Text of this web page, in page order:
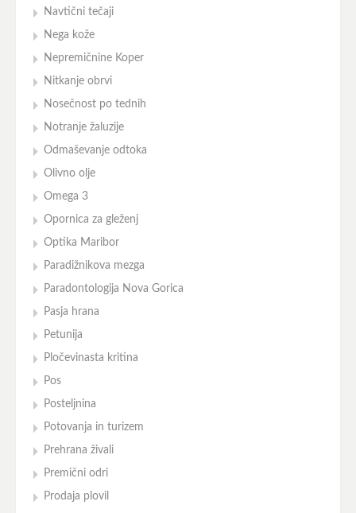
Navtični tečaji
Nega kože
Nepremičnine Koper
Nitkanje obrvi
Nosečnost po tednih
Notranje žaluzije
Odmaševanje odtoka
Olivno olje
Omega 3
Opornica za gleženj
Optika Maribor
Paradižnikova mezga
Paradontologija Nova Gorica
Pasja hrana
Petunija
Pločevinasta kritina
Pos
Posteljnina
Potovanja in turizem
Prehrana živali
Premični odri
Prodaja plovil